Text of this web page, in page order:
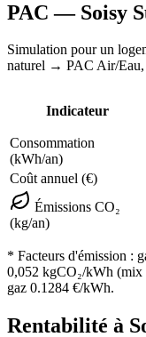
PAC — Soisy
Simulation pour un
naturel → PAC Air/Eau,
Indicateur
Consommation
(kWh/an)
Coût annuel (€)
Émissions CO₂
(kg/an)
* Facteurs d'émission :
0,052 kgCO₂/kWh (mix
gaz 0.1284 €/kWh.
Rentabilité à